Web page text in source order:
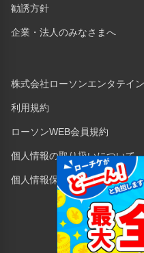
勧誘方針
企業・法人のみなさまへ
株式会社ローソンエンタテイ
利用規約
ローソンWEB会員規約
個人情報の取り扱いについて
個人情報保護方針
Copyright © 1998